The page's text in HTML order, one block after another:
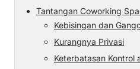
Tantangan Coworking
Kebisingan dan
Kurangnya Privasi
Keterbatasan Kontrol